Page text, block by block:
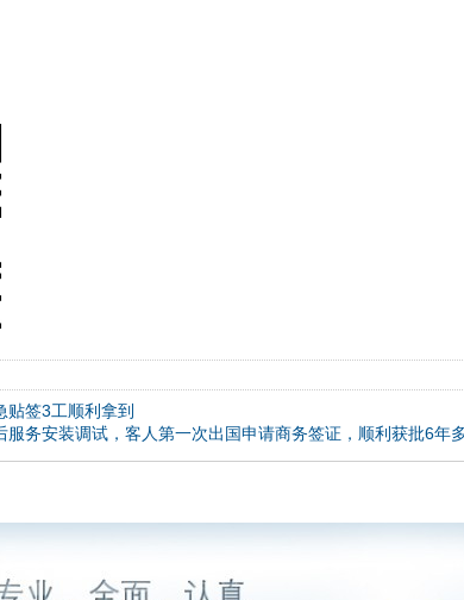
贴签3工顺利拿到
服务安装调试，客人第一次出国申请商务签证，顺利获批6年